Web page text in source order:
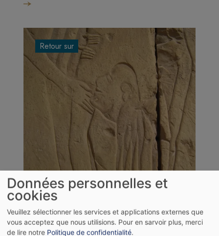
Image
Retour sur
09/02/2026
Données personnelles et
cookies
Veuillez sélectionner les services et applications externes que
vous acceptez que nous utilisions. Pour en sarvoir plus, merci
de lire notre Politique de confidentialité.